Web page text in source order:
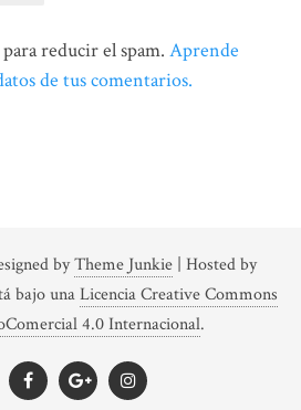
reducir el spam. Aprende
de tus comentarios.
byTheme Junkie| Hosted by
bajo unaLicencia Creative Commons
4.0 Internacional.